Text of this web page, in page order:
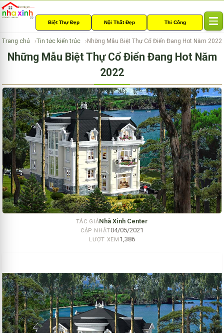
Biệt Thự Đẹp Nội Thất Đẹp Thi Công
g
g
n
a
v
i
g
a
t
i
o
n
Trang chủ Tin tức kiến trúc Những Mẫu Biệt Thự Cổ Điển Đang Hot Năm 2022
Những Mẫu Biệt Thự Cổ Điển Đang Hot Năm
2022
TÁC GIẢNhà Xinh Center
CẬP NHẬT04/05/2021
LƯỢT XEM 1,386